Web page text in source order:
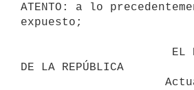
ATENTO: a lo
expuesto;
DE LA REPÚBLICA